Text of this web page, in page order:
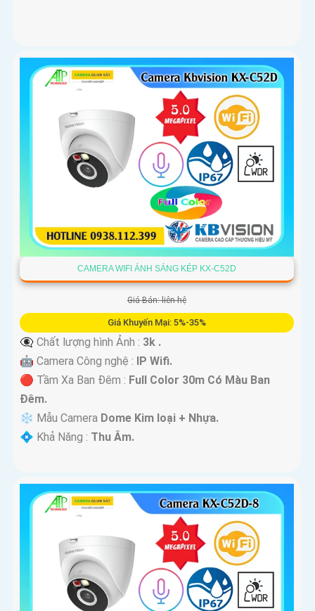
CAMERA WIFI ÁNH SÁNG KÉP KX-C52D
Giá Bán: liên hệ
Giá Khuyến Mại: 5%-35%
👁️‍🗨 Chất lượng hình Ảnh : 3k .
🤖️ Camera Công nghệ : IP Wifi.
🔴 Tầm Xa Ban Đêm : Full Color 30m Có Màu Ban
Ðêm.
❄ Mẫu Camera Dome Kim loại + Nhựa.
️💠 Khả Năng : Thu Âm.